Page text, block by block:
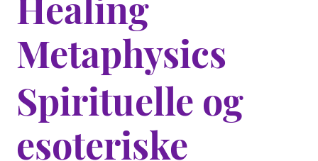
Metaphysics
Spirituelle og
esoteriske